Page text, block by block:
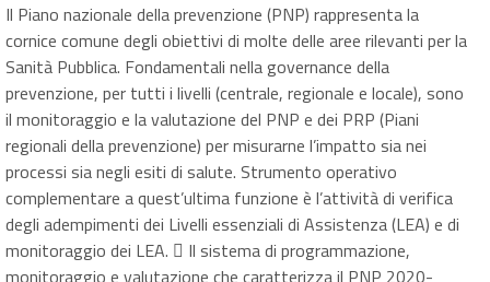
Il Piano nazionale della prevenzione (PNP) rappresenta la
cornice comune degli obiettivi di molte delle aree rilevanti per la
Sanità Pubblica. Fondamentali nella governance della
prevenzione, per tutti i livelli (centrale, regionale e locale), sono
il monitoraggio e la valutazione del PNP e dei PRP (Piani
regionali della prevenzione) per misurarne l’impatto sia nei
processi sia negli esiti di salute. Strumento operativo
complementare a quest’ultima funzione è l’attività di verifica
degli adempimenti dei Livelli essenziali di Assistenza (LEA) e di
monitoraggio dei LEA.  Il sistema di programmazione,
monitoraggio e valutazione che caratterizza il PNP 2020-